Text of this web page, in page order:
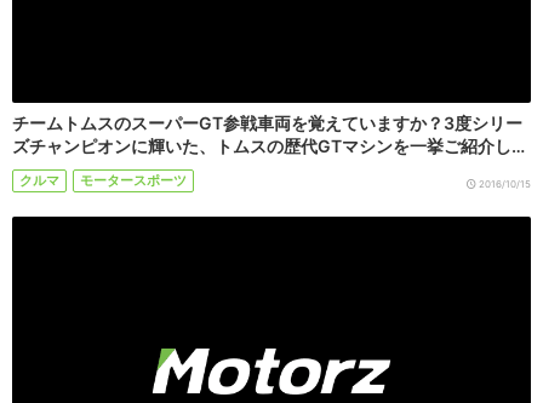
チームトムスのスーパーGT参戦車両を覚えていますか？3度シリー
ズチャンピオンに輝いた、トムスの歴代GTマシンを一挙ご紹介し…
クルマ モータースポーツ 2016/10/15